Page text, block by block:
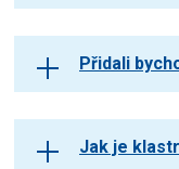
Přidali
Jak je